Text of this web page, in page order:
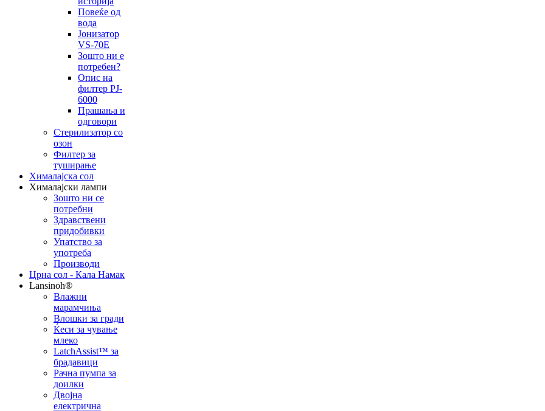
Повеќе од
вода
Јонизатор
VS-70E
Зошто ни е
потребен?
Опис на
филтер PJ-
6000
Прашања и
одговори
Стерилизатор со
озон
Филтер за
туширање
Хималајска сол
Хималајски лампи
Зошто ни се
потребни
Здравствени
придобивки
Упатство за
употреба
Производи
Црна сол - Кала Намак
Lansinoh®
Влажни
марамчиња
Влошки за гради
Ќеси за чување
млеко
LatchAssist™ за
брадавици
Рачна пумпа за
доилки
Двојна
електрична